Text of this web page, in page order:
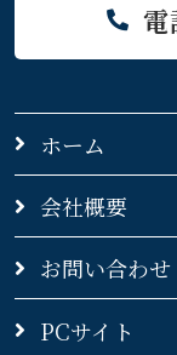
電
ホーム
会社概要
お問い合わせ
PCサイト